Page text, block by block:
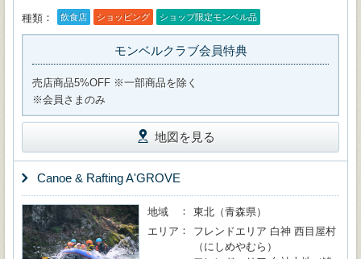
種類 飲食店 ショッピング ショップ限定モンベル品
モンベルクラブ会員特典
売店商品5%OFF ※一部商品を除く
※会員さまのみ
地図を見る
Canoe & Rafting A'GROVE
地域
東北（青森県）
エリア
フレンドエリア 白神 西目屋村
（にしめやむら）